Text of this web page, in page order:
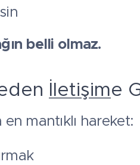
belli olmaz.
İletişime
mantıklı hareket: